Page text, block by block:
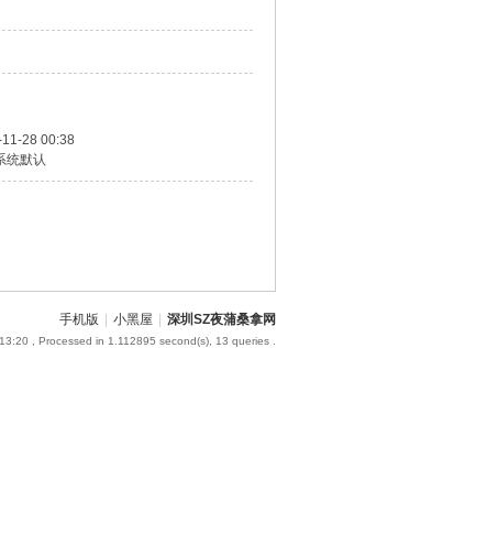
28 00:38
统默认
手机版 小黑屋 深圳SZ夜蒲桑拿网
, Processed in 1.112895 second(s), 13 queries .